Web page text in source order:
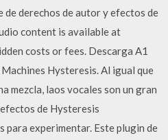
de derechos de autor y efectos de
content is available at
costs or fees. Descarga A1
Hysteresis. Al igual que
mezcla, laos vocales son un gran
de Hysteresis
experimentar. Este plugin de